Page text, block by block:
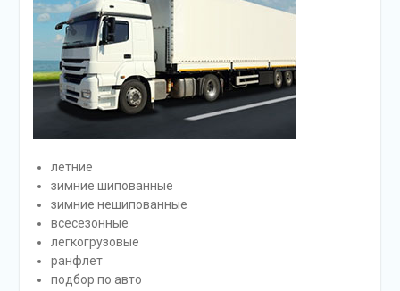
летние
зимние шипованные
зимние нешипованные
всесезонные
легкогрузовые
ранфлет
подбор по авто